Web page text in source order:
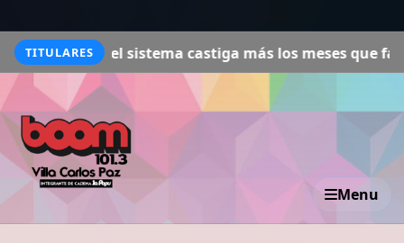
TITULARES
sistema castiga más los meses que faltan para la
Menu